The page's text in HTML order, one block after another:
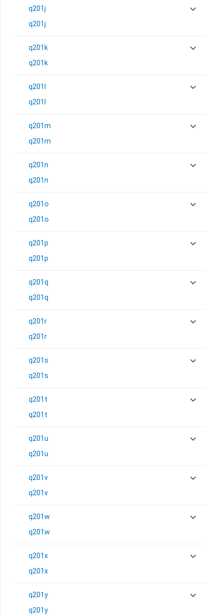
q201j
q201j
q201k
q201k
q201l
q201l
q201m
q201m
q201n
q201n
q201o
q201o
q201p
q201p
q201q
q201q
q201r
q201r
q201s
q201s
q201t
q201t
q201u
q201u
q201v
q201v
q201w
q201w
q201x
q201x
q201y
q201y